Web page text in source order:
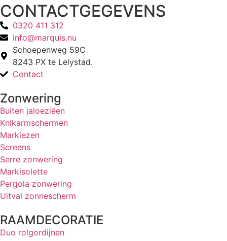
CONTACTGEGEVENS
0320 411 312
info@marquis.nu
Schoepenweg 59C
8243 PX te Lelystad.
Contact
Zonwering
Buiten jaloeziëen
Knikarmschermen
Markiezen
Screens
Serre zonwering
Markisolette
Pergola zonwering
Uitval zonnescherm
RAAMDECORATIE
Duo rolgordijnen